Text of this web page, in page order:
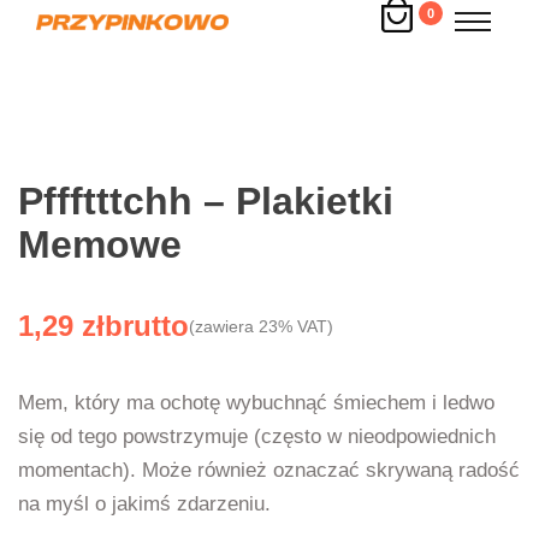
0
Pffftttchh – Plakietki
Memowe
1,29 zł (zawiera 23% VAT)
Mem, który ma ochotę wybuchnąć śmiechem i ledwo
się od tego powstrzymuje (często w nieodpowiednich
momentach). Może również oznaczać skrywaną radość
na myśl o jakimś zdarzeniu.